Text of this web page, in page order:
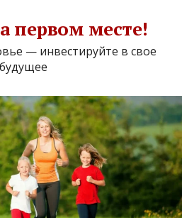
первом месте!
— инвестируйте в свое
будущее